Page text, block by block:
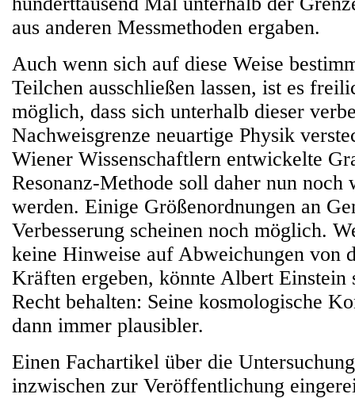
aus anderen Messmethoden ergaben.
Auch wenn sich auf diese Weise
Teilchen ausschließen lassen, ist es
möglich, dass sich unterhalb dieser
Nachweisgrenze neuartige Physik
Wiener Wissenschaftlern entwickelte
Resonanz-Methode soll daher nun noch
werden. Einige Größenordnungen an
Verbesserung scheinen noch möglich.
keine Hinweise auf Abweichungen von
Kräften ergeben, könnte Albert Einstein
Recht behalten: Seine kosmologische
dann immer plausibler.
Einen Fachartikel über die
inzwischen zur Veröffentlichung